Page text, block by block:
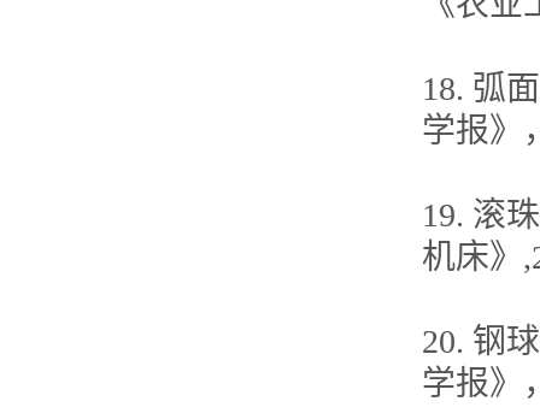
18. 弧
学报》
19. 滚
机床》
20. 钢
学报》